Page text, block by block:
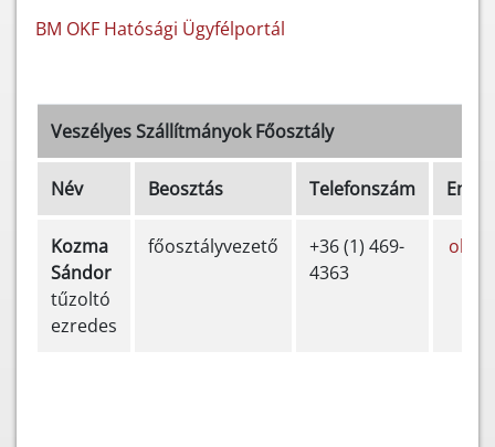
BM OKF Hatósági Ügyfélportál
Veszélyes Szállítmányok Főosztály
Név Beosztás Telefonszám Email
Kozma
Sándor
tűzoltó
ezredes
főosztályvezető
+36 (1) 469-
4363